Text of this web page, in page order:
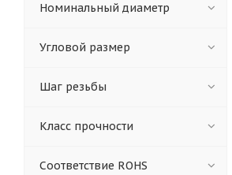
Номинальный диаметр
Угловой размер
Шаг резьбы
Класс прочности
Соответствие ROHS